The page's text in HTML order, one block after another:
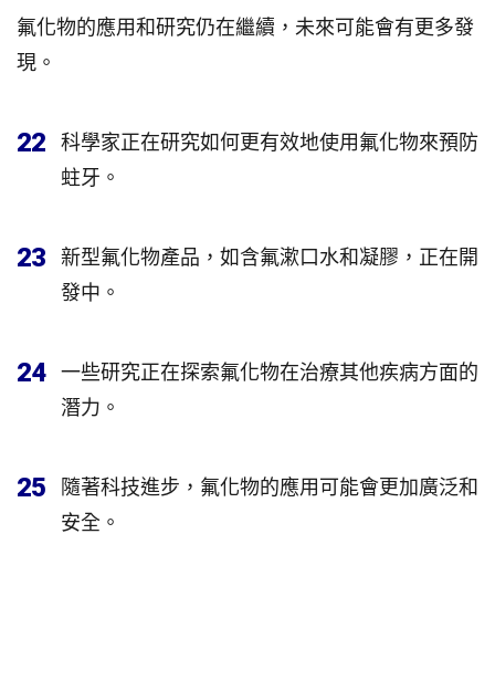
氟化物的應用和研究仍在繼續，未來可能會有更多發
現。
22
科學家正在研究如何更有效地使用氟化物來預防
蛀牙。
23
新型氟化物產品，如含氟漱口水和凝膠，正在開
發中。
24
一些研究正在探索氟化物在治療其他疾病方面的
潛力。
25
隨著科技進步，氟化物的應用可能會更加廣泛和
安全。